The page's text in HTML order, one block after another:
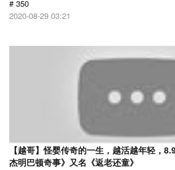
# 350
2020-08-29 03:21
【越哥】怪婴传奇的一生，越活越年轻，
杰明巴顿奇事》又名《返老还童》